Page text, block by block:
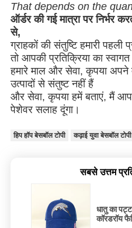
That depends on the
ऑर्डर की गई मात्रा पर निर्भर
से,
ग्राहकों की संतुष्टि हमारी
तो आपकी प्रतिक्रिया का स्वागत
हमारे माल और सेवा, कृपया अपने
उत्पादों से संतुष्ट नहीं हैं
और सेवा, कृपया हमें बताएं, मैं
पेशेवर सलाह दूंगा।
हिप हॉप बेसबॉल टोपी कढ़ाई युवा बेसबॉल टोपी
सबसे उत्तम
धातु का
कॉरडरॉय